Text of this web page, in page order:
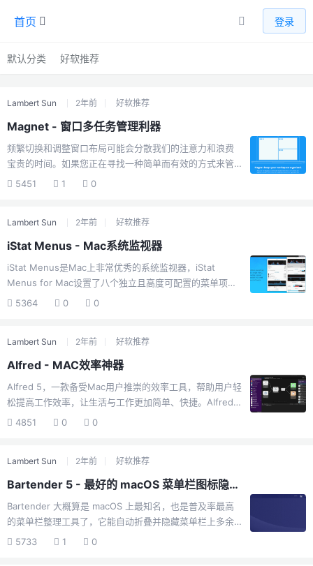
首页 登录
默认分类 好软推荐
Lambert Sun 2年前 好软推荐
Magnet - 窗口多任务管理利器
频繁切换和调整窗口布局可能会分散我们的注意力和浪费
宝贵的时间。如果您正在寻找一种简单而有效的方式来管
理和组织您的多任务工作流，那么Magnet for Mac将成为
和大小。不论您是在进行多屏幕工作还是在单个屏幕上进
行任务，Magnet都能够提供出色的窗口管理体验。
Magnet for Mac可以让用户轻松地将窗口分割成不同的区
域，包括左右分割、上下分割等。快捷键操作：Magnet
for Mac支持使用快捷键来进行窗...
5451 1 0
Lambert Sun 2年前 好软推荐
iStat Menus - Mac系统监视器
iStat Menus是Mac上非常优秀的系统监视器，iStat
Menus for Mac设置了八个独立且高度可配置的菜单项，
机器温度、CPU、内存、网络、磁盘等Mac内部情况随时
iStat Menus for Mac让您可以从菜单中监控系统。包括8
个菜单附件，让您监控系统的各个方面。iStat Menus 5有
和图标本身已经重新设计，在优胜美地的家中更加清洁，
更清晰，更多。菜单栏现在可以使用黑色背景，提...
5364 0 0
Lambert Sun 2年前 好软推荐
Alfred - MAC效率神器
Alfred 5，一款备受Mac用户推崇的效率工具，帮助用户轻
松提高工作效率，让生活与工作更加简单、快捷。Alfred 5
具备快速启动、文件搜索、剪贴板历史记录、计算器等多
脚本，让您的操作更加灵活。Alfred 5拥有简洁、轻便的特
点，无需安装多余的软件，只需简单设置即可投入使用。
性化需求。此外，Alfred 5与系统紧密集成，不仅具备强大
的搜索功能，还可以直接控制Mac的各种操作，如关机、
重启、清空废纸篓等。同时，Al...
4851 0 0
Lambert Sun 2年前 好软推荐
Bartender 5 - 最好的 macOS 菜单栏图标隐藏工具
Bartender 大概算是 macOS 上最知名，也是普及率最高
的菜单栏整理工具了，它能自动折叠并隐藏菜单栏上多余
的图标，还能额外添加一行显示图标。另外 Bartender 5
5733 1 0